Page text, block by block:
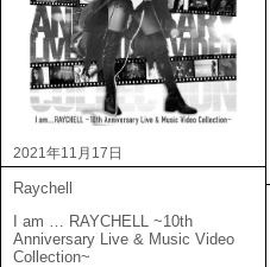
2021年11月17日
Raychell
I am … RAYCHELL ~10th
Anniversary Live & Music Video
Collection~